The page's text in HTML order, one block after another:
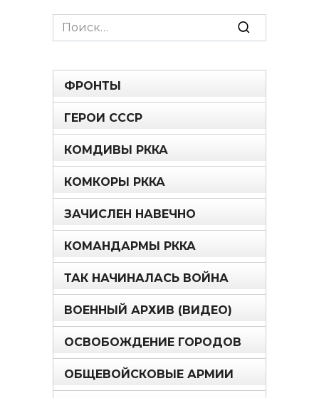
Search
for:
ФРОНТЫ
ГЕРОИ СССР
КОМДИВЫ РККА
КОМКОРЫ РККА
ЗАЧИСЛЕН НАВЕЧНО
КОМАНДАРМЫ РККА
ТАК НАЧИНАЛАСЬ ВОЙНА
ВОЕННЫЙ АРХИВ (ВИДЕО)
ОСВОБОЖДЕНИЕ ГОРОДОВ
ОБЩЕВОЙСКОВЫЕ АРМИИ